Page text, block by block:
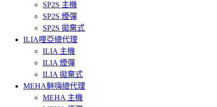
SP2S 主機
SP2S 煙彈
SP2S 拋棄式
ILIA哩亞總代理
ILIA 主機
ILIA 煙彈
ILIA 拋棄式
MEHA魅嗨總代理
MEHA 主機